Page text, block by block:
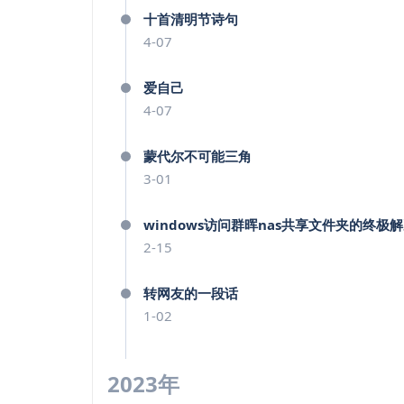
十首清明节诗句
4-07
爱自己
4-07
蒙代尔不可能三角
3-01
windows访问群晖nas共享文件夹的终极
2-15
转网友的一段话
1-02
2023年